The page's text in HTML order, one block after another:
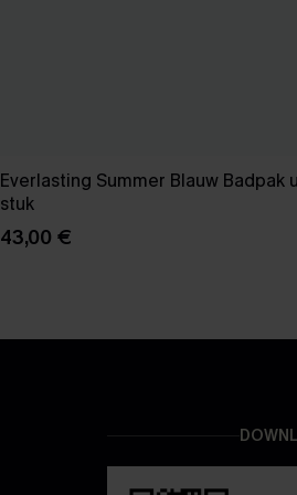
Everlasting Summer Blauw Badpak
stuk
43,00 €